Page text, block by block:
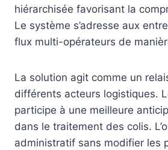
hiérarchisée favorisant la
Le système s’adresse aux
flux multi-opérateurs de
La solution agit comme un
différents acteurs logistiques.
participe à une meilleure
dans le traitement des colis.
administratif sans modifier les